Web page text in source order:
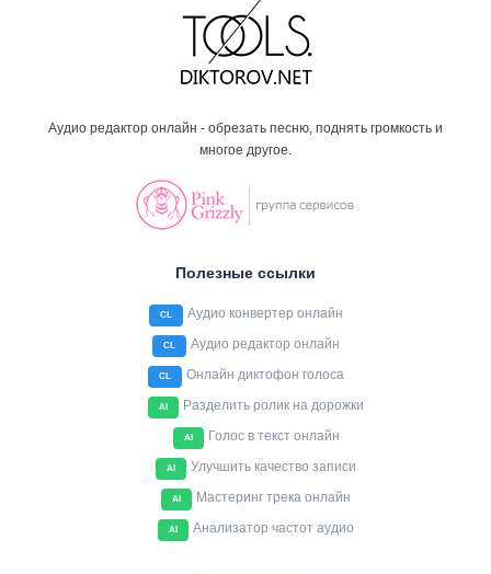
Аудио редактор онлайн - обрезать песню, поднять громкость и
многое другое.
Полезные ссылки
CL Аудио конвертер онлайн
CL Аудио редактор онлайн
CL Онлайн диктофон голоса
AI Разделить ролик на дорожки
AI Голос в текст онлайн
AI Улучшить качество записи
AI Мастеринг трека онлайн
AI Анализатор частот аудио